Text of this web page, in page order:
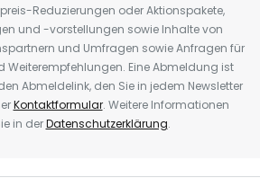
Reduzierungen oder Aktionspakete,
und -vorstellungen sowie Inhalte von
und Umfragen sowie Anfragen für
Weiterempfehlungen. Eine Abmeldung ist
Abmeldelink, den Sie in jedem Newsletter
Kontaktformular. Weitere Informationen
in derDatenschutzerklärung.